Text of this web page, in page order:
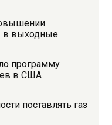
в выходные
программу
в США
поставлять газ